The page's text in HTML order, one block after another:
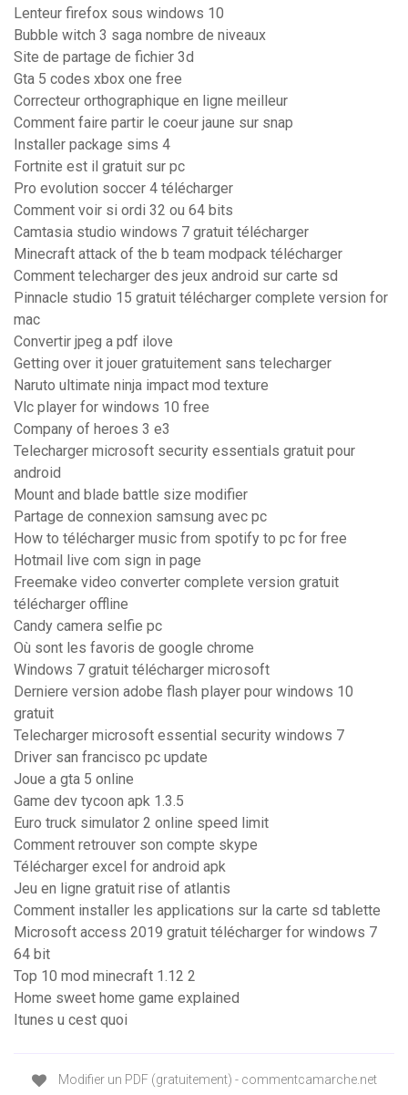
Lenteur firefox sous windows 10
Bubble witch 3 saga nombre de niveaux
Site de partage de fichier 3d
Gta 5 codes xbox one free
Correcteur orthographique en ligne meilleur
Comment faire partir le coeur jaune sur snap
Installer package sims 4
Fortnite est il gratuit sur pc
Pro evolution soccer 4 télécharger
Comment voir si ordi 32 ou 64 bits
Camtasia studio windows 7 gratuit télécharger
Minecraft attack of the b team modpack télécharger
Comment telecharger des jeux android sur carte sd
Pinnacle studio 15 gratuit télécharger complete version for
mac
Convertir jpeg a pdf ilove
Getting over it jouer gratuitement sans telecharger
Naruto ultimate ninja impact mod texture
Vlc player for windows 10 free
Company of heroes 3 e3
Telecharger microsoft security essentials gratuit pour
android
Mount and blade battle size modifier
Partage de connexion samsung avec pc
How to télécharger music from spotify to pc for free
Hotmail live com sign in page
Freemake video converter complete version gratuit
télécharger offline
Candy camera selfie pc
Où sont les favoris de google chrome
Windows 7 gratuit télécharger microsoft
Derniere version adobe flash player pour windows 10
gratuit
Telecharger microsoft essential security windows 7
Driver san francisco pc update
Joue a gta 5 online
Game dev tycoon apk 1.3.5
Euro truck simulator 2 online speed limit
Comment retrouver son compte skype
Télécharger excel for android apk
Jeu en ligne gratuit rise of atlantis
Comment installer les applications sur la carte sd tablette
Microsoft access 2019 gratuit télécharger for windows 7
64 bit
Top 10 mod minecraft 1.12 2
Home sweet home game explained
Itunes u cest quoi
Modifier un PDF (gratuitement) - commentcamarche.net